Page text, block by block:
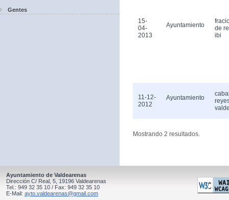
Gentes
15-
04-
2013
Ayuntamiento
de
ibi
11-12-
2012
Ayuntamiento
Mostrando 2 resultados.
Ayuntamiento de Valdearenas
Dirección C/ Real, 5, 19196 Valdearenas
Tel.: 949 32 35 10 / Fax: 949 32 35 10
E-Mail: ayto.valdearenas@gmail.com